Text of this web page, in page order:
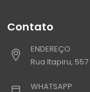
Contato
ENDEREÇO
Rua Itapiru,
WHATSAPP